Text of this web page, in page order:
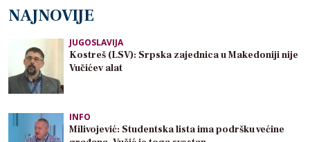
NAJNOVIJE
JUGOSLAVIJA
Kostreš (LSV): Srpska zajednica u Makedoniji nije
Vučićev alat
INFO
Milivojević: Studentska lista ima podršku većine